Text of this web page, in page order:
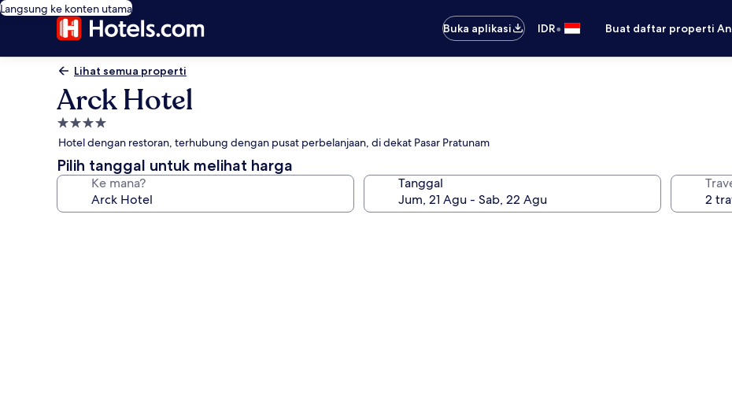
Langsung ke konten utama
Buka aplikasi
IDR• Buat daftar properti
Lihat semua properti
Arck Hotel
Properti
bintang
4.0
Hotel dengan restoran, terhubung dengan pusat perbelanjaan, di dekat Pasar Pratunam
Pilih tanggal untuk melihat harga
Ke mana? Tanggal